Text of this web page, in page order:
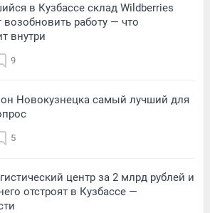
в Кузбассе склад Wildberries
возобновить работу — что
внутри
9
Новокузнецка самый лучший для
5
центр за 2 млрд рублей и
отстроят в Кузбассе —